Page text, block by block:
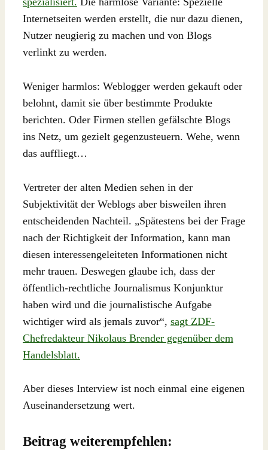
Internetseiten werden erstellt, die nur dazu dienen,
Nutzer neugierig zu machen und von Blogs
verlinkt zu werden.
Weniger harmlos: Weblogger werden gekauft oder
belohnt, damit sie über bestimmte Produkte
berichten. Oder Firmen stellen gefälschte Blogs
ins Netz, um gezielt gegenzusteuern. Wehe, wenn
das auffliegt…
Vertreter der alten Medien sehen in der
Subjektivität der Weblogs aber bisweilen ihren
entscheidenden Nachteil. „Spätestens bei der Frage
nach der Richtigkeit der Information, kann man
diesen interessengeleiteten Informationen nicht
mehr trauen. Deswegen glaube ich, dass der
öffentlich-rechtliche Journalismus Konjunktur
haben wird und die journalistische Aufgabe
wichtiger wird als jemals zuvor“, sagt ZDF-
Chefredakteur Nikolaus Brender gegenüber dem
Handelsblatt.
Aber dieses Interview ist noch einmal eine eigenen
Auseinandersetzung wert.
Beitrag weiterempfehlen: